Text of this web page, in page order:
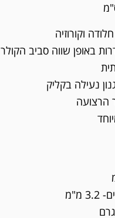
וקורוזיה
באופן שווה סביב הקולר
נעילה בקליק
הרצועה
מ"מ